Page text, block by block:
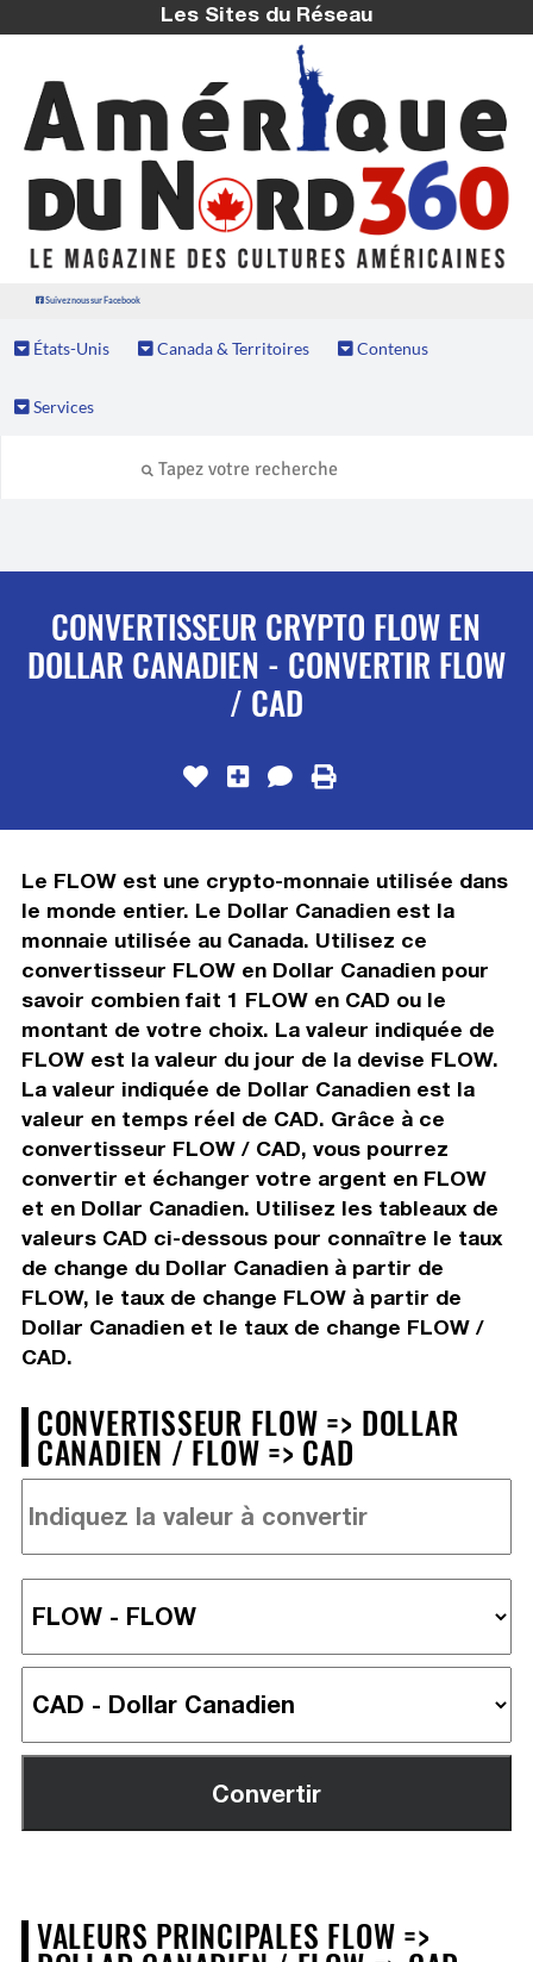
Les Sites du Réseau
Suivez nous sur Facebook
États-Unis Canada & Territoires Contenus
Services
CONVERTISSEUR CRYPTO FLOW EN
DOLLAR CANADIEN - CONVERTIR FLOW
/ CAD
Le FLOW est une crypto-monnaie utilisée dans
le monde entier. Le Dollar Canadien est la
monnaie utilisée au Canada. Utilisez ce
convertisseur FLOW en Dollar Canadien pour
savoir combien fait 1 FLOW en CAD ou le
montant de votre choix. La valeur indiquée de
FLOW est la valeur du jour de la devise FLOW.
La valeur indiquée de Dollar Canadien est la
valeur en temps réel de CAD. Grâce à ce
convertisseur FLOW / CAD, vous pourrez
convertir et échanger votre argent en FLOW
et en Dollar Canadien. Utilisez les tableaux de
valeurs CAD ci-dessous pour connaître le taux
de change du Dollar Canadien à partir de
FLOW, le taux de change FLOW à partir de
Dollar Canadien et le taux de change FLOW /
CAD.
CONVERTISSEUR FLOW => DOLLAR
CANADIEN / FLOW => CAD
VALEURS PRINCIPALES FLOW =>